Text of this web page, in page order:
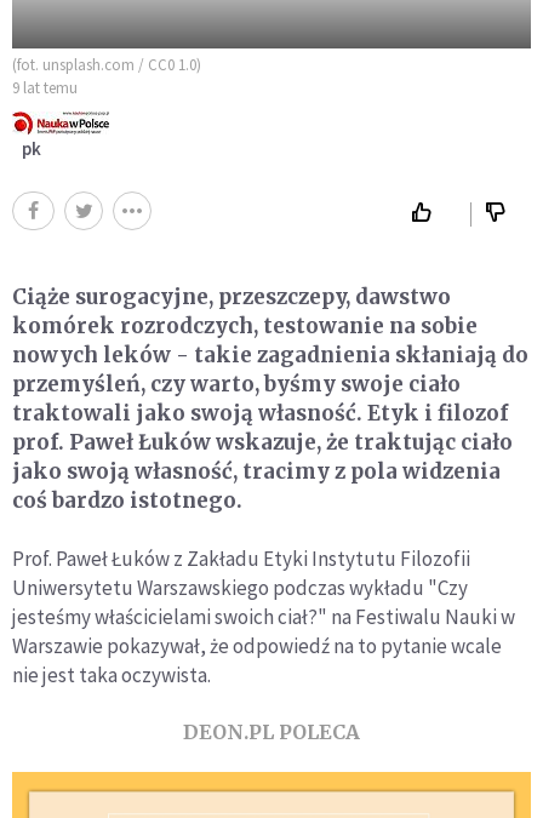
(fot. unsplash.com / CC0 1.0)
9 lat temu
pk
Ciąże surogacyjne, przeszczepy, dawstwo
komórek rozrodczych, testowanie na sobie
nowych leków - takie zagadnienia skłaniają do
przemyśleń, czy warto, byśmy swoje ciało
traktowali jako swoją własność. Etyk i filozof
prof. Paweł Łuków wskazuje, że traktując ciało
jako swoją własność, tracimy z pola widzenia
coś bardzo istotnego.
Prof. Paweł Łuków z Zakładu Etyki Instytutu Filozofii
Uniwersytetu Warszawskiego podczas wykładu "Czy
jesteśmy właścicielami swoich ciał?" na Festiwalu Nauki w
Warszawie pokazywał, że odpowiedź na to pytanie wcale
nie jest taka oczywista.
DEON.PL POLECA